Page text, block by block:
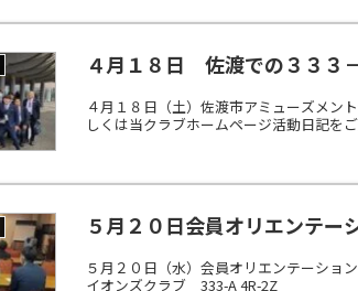
４月１８日 佐渡での３３３
４月１８日（土）佐渡市アミューズメン
しくは当クラブホームページ活動日記を
５月２０日会員オリエンテー
５月２０日（水）会員オリエンテーショ
イオンズクラブ 333-A 4R-2Z